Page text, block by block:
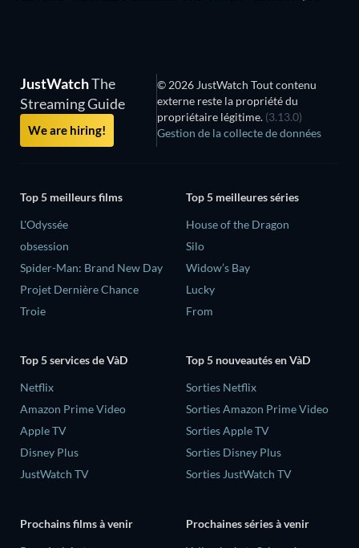
JustWatchThe
Streaming Guide
We are hiring!
© 2026 JustWatch Tout contenu
externe reste la propriété du
propriétaire légitime. (3.13.0)
Gestion de la collecte de données
Top 5 meilleurs films
L'Odyssée
obsession
Spider-Man: Brand New Day
Projet Dernière Chance
Troie
Top 5 meilleures séries
House of the Dragon
Silo
Widow’s Bay
Lucky
From
Top 5 services de VàD
Netflix
Amazon Prime Video
Apple TV
Disney Plus
JustWatch TV
Top 5 nouveautés en VàD
Sorties Netflix
Sorties Amazon Prime Video
Sorties Apple TV
Sorties Disney Plus
Sorties JustWatch TV
Prochains films à venir
Prochaines séries à venir